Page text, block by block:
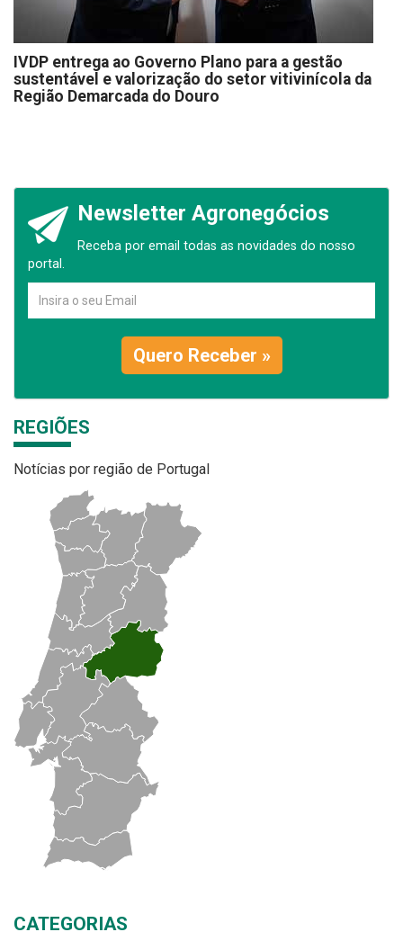
IVDP entrega ao Governo Plano para a gestão
sustentável e valorização do setor vitivinícola da
Região Demarcada do Douro
Newsletter Agronegócios
Receba por email todas as novidades do nosso
portal.
Quero Receber »
REGIÕES
Notícias por região de Portugal
CATEGORIAS